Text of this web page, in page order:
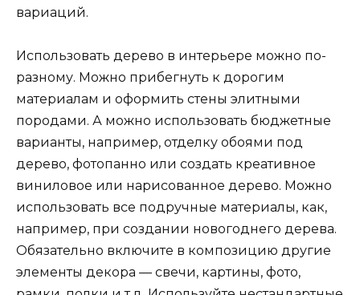
вариаций.
Использовать дерево в интерьере можно по-
разному. Можно прибегнуть к дорогим
материалам и оформить стены элитными
породами. А можно использовать бюджетные
варианты, например, отделку обоями под
дерево, фотопанно или создать креативное
виниловое или нарисованное дерево. Можно
использовать все подручные материалы, как,
например, при создании новогоднего дерева.
Обязательно включите в композицию другие
элементы декора — свечи, картины, фото,